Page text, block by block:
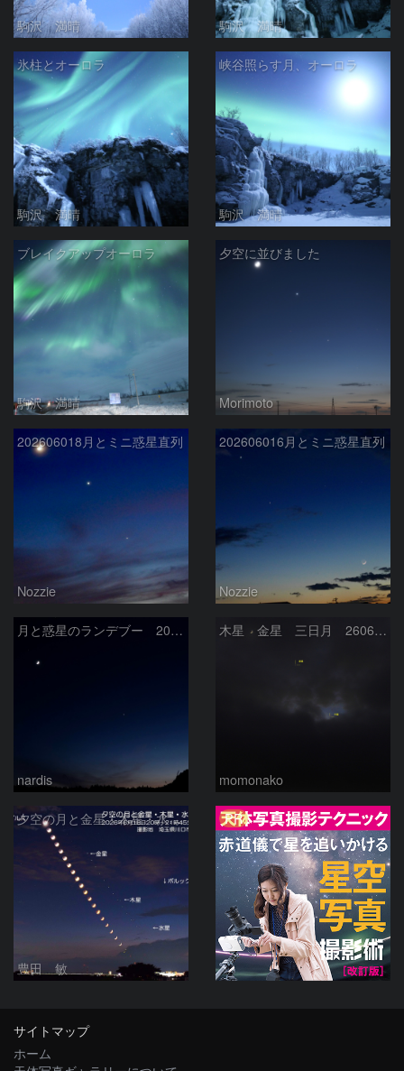
駒沢 満晴 駒沢 満晴
氷柱とオーロラ
駒沢 満晴
峡谷照らす月、オーロラ
駒沢 満晴
ブレイクアップオーロラ
駒沢 満晴
夕空に並びました
Morimoto
202606018月とミニ惑星直列
Nozzie
202606016月とミニ惑星直列
Nozzie
月と惑星のランデブー 2026/06/19
nardis
木星 金星 三日月 260618
momonako
夕空の月と金星・木星・水星の接近 2026/6/18
豊田 敏
PR
サイトマップ
ホーム